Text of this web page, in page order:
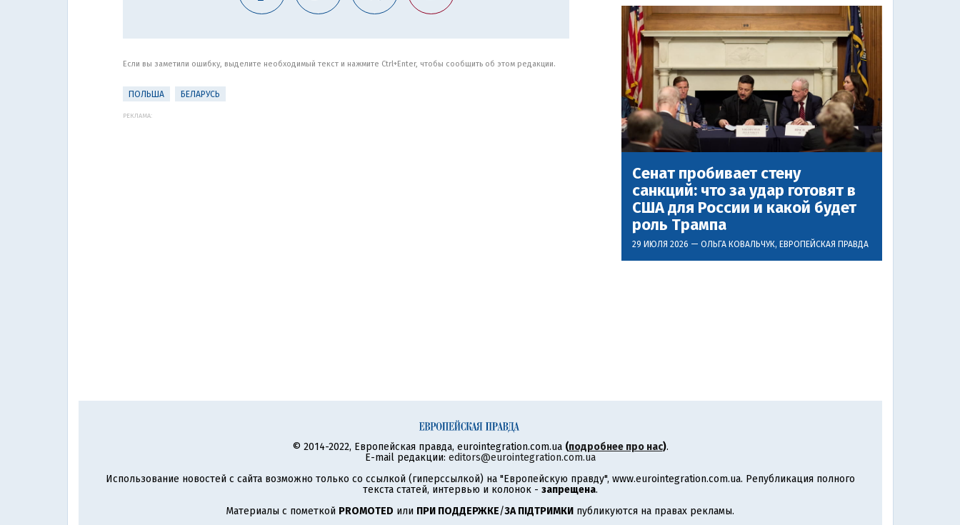
Если вы заметили ошибку, выделите необходимый текст и нажмите Ctrl+Enter, чтобы сообщить об этом редакции.
ПОЛЬША БЕЛАРУСЬ
РЕКЛАМА:
Сенат пробивает стену
санкций: что за удар готовят в
США для России и какой будет
роль Трампа
29 ИЮЛЯ 2026 — ОЛЬГА КОВАЛЬЧУК, ЕВРОПЕЙСКАЯ ПРАВДА
© 2014-2022, Европейская правда, eurointegration.com.ua (подробнее про нас).
E-mail редакции: editors@eurointegration.com.ua
Использование новостей с сайта возможно только со ссылкой (гиперссылкой) на "Европейскую правду", www.eurointegration.com.ua. Републикация полного
текста статей, интервью и колонок - запрещена.
Материалы с пометкой PROMOTED или ПРИ ПОДДЕРЖКЕ/ЗА ПІДТРИМКИ публикуются на правах рекламы.